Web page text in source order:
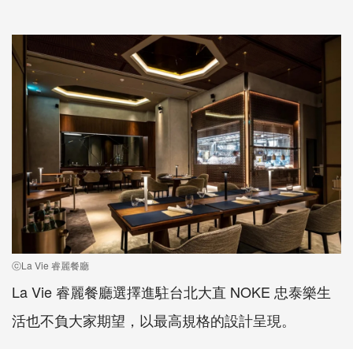
ⓒLa Vie 睿麗餐廳
La Vie 睿麗餐廳選擇進駐台北大直 NOKE 忠泰樂生
活也不負大家期望，以最高規格的設計呈現。